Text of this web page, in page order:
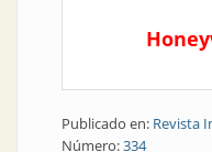
Publicado en: Revista
Número:334